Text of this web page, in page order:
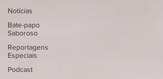
Notícias
Bate-papo
Saboroso
Reportagens
Especiais
Podcast